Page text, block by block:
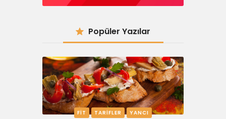
Popüler Yazılar
FIT TARIFLER YANCI